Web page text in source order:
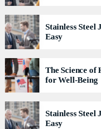
Stainless Steel
Easy
The Science of
for Well-Being
Stainless Steel
Easy